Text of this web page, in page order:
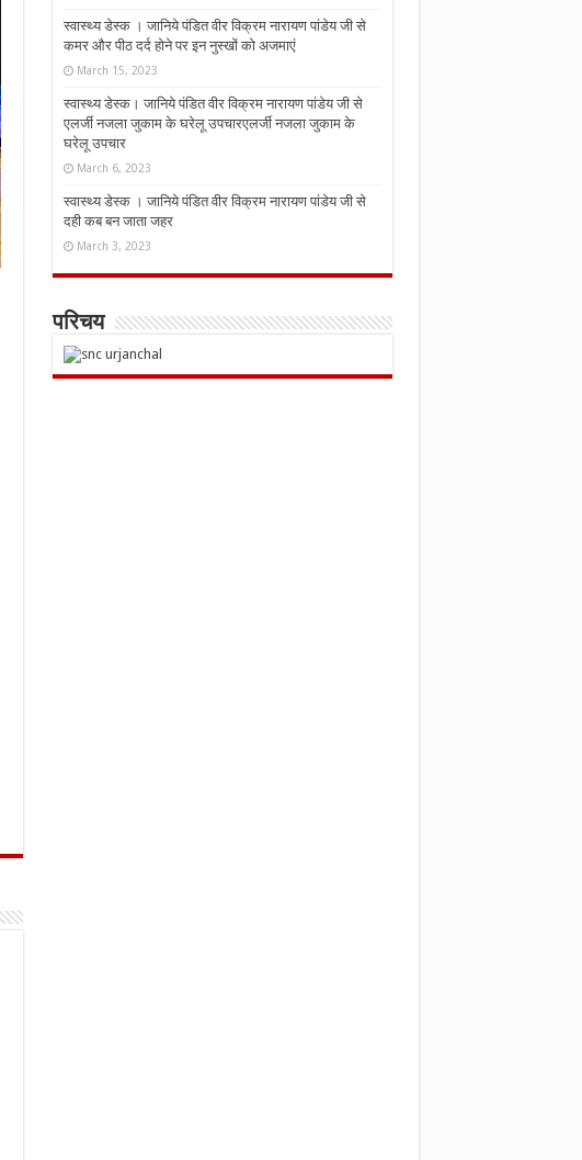
स्वास्थ्य डेस्क । जानिये पंडित वीर विक्रम नारायण पांडेय जी से
कमर और पीठ दर्द होने पर इन नुस्‍खों को अजमाएं
March 15, 2023
स्वास्थ्य डेस्क। जानिये पंडित वीर विक्रम नारायण पांडेय जी से
एलर्जी नजला जुकाम के घरेलू उपचारएलर्जी नजला जुकाम के
घरेलू उपचार
March 6, 2023
स्वास्थ्य डेस्क । जानिये पंडित वीर विक्रम नारायण पांडेय जी से
दही कब बन जाता जहर
March 3, 2023
परिचय